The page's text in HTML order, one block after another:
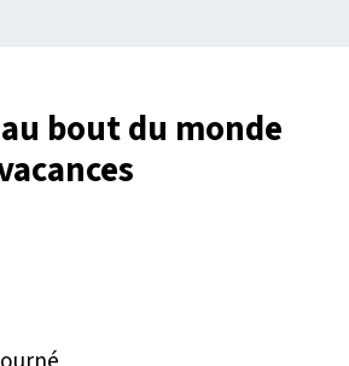
bout du monde